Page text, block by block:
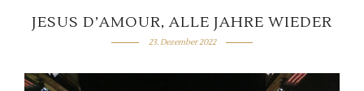
JESUS D’AMOUR, ALLE JAHRE WIEDER
23. Dezember 2022